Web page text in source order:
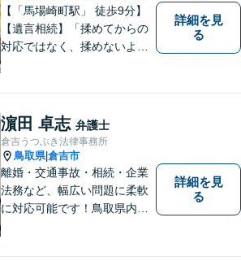
【「馬場崎町駅」 徒歩9分】
【遺言相続】「揉めてからの
対応ではなく、揉めないよう
決を目指します。 どんな些細
なことでもお気軽にご相談く
ださい。【弁護士歴15年以
上】
詳細を見
る
濵田 卓志 弁護士
倉吉うつぶき法律事務所
鳥取県|倉吉市
離婚・交通事故・相続・企業
法務など、幅広い問題に柔軟
に対応可能です！鳥取県内の
詳細を見
る